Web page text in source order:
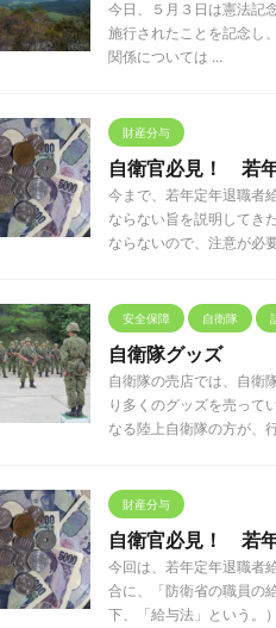
今日、５月３日は憲法記
施行されたことを記念し
関係については ...
財産分与
自衛官必見！ 若
今まで、若年定年退職者
ならない旨を説明してき
ならないので、注意が必
安全保障 自衛隊
自衛隊グッズ
自衛隊の売店では、自衛
り多くのグッズを売って
なる陸上自衛隊の方が、
財産分与
自衛官必見！ 若
今回は、若年定年退職者
合に、「防衛省の職員の
下、「給与法」という。